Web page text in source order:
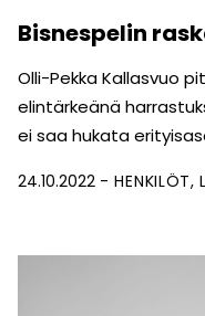
Bisnespelin
Olli-Pekka Kallasvuo
elintärkeänä
ei saa hukata
24.10.2022 HENKILÖT